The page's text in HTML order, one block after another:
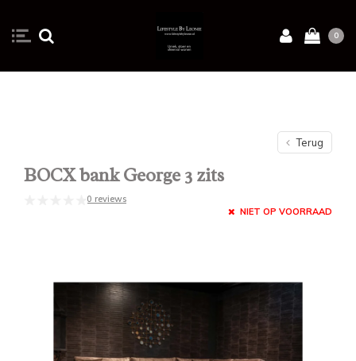
0
Terug
BOCX bank George 3 zits
0 reviews
NIET OP VOORRAAD